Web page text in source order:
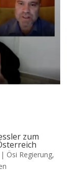
zum
| Ösi Regierung,